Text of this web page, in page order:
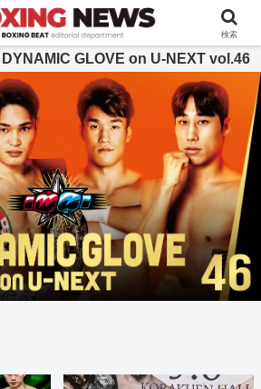
[ボクシング・ビート] 公式サイト
GLOVE on U-NEXT vol.46
検索